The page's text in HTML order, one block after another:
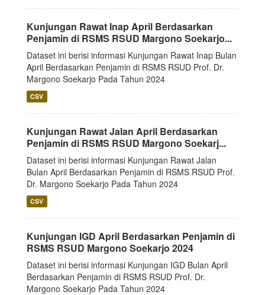
Kunjungan Rawat Inap April Berdasarkan
Penjamin di RSMS RSUD Margono Soekarjo...
Dataset ini berisi informasi Kunjungan Rawat Inap Bulan
April Berdasarkan Penjamin di RSMS RSUD Prof. Dr.
Margono Soekarjo Pada Tahun 2024
CSV
Kunjungan Rawat Jalan April Berdasarkan
Penjamin di RSMS RSUD Margono Soekarj...
Dataset ini berisi informasi Kunjungan Rawat Jalan
Bulan April Berdasarkan Penjamin di RSMS RSUD Prof.
Dr. Margono Soekarjo Pada Tahun 2024
CSV
Kunjungan IGD April Berdasarkan Penjamin di
RSMS RSUD Margono Soekarjo 2024
Dataset ini berisi informasi Kunjungan IGD Bulan April
Berdasarkan Penjamin di RSMS RSUD Prof. Dr.
Margono Soekarjo Pada Tahun 2024